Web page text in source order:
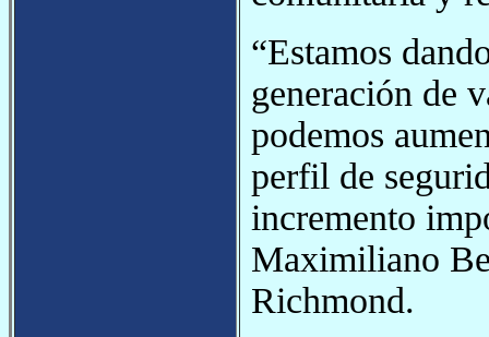
“Estamos
generación de
podemos
perfil de
incremento
Maximiliano
Richmond.